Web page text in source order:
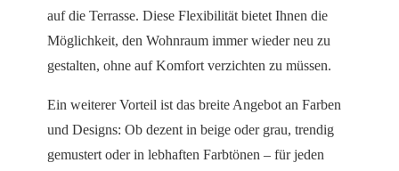
auf die Terrasse. Diese Flexibilität bietet Ihnen die
Möglichkeit, den Wohnraum immer wieder neu zu
gestalten, ohne auf Komfort verzichten zu müssen.
Ein weiterer Vorteil ist das breite Angebot an Farben
und Designs: Ob dezent in beige oder grau, trendig
gemustert oder in lebhaften Farbtönen – für jeden